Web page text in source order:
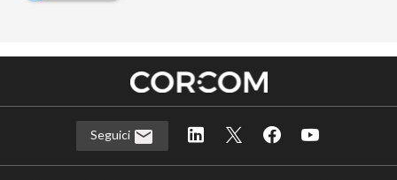
Seguici